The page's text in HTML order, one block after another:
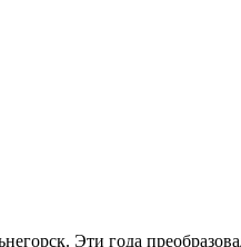
Эти года